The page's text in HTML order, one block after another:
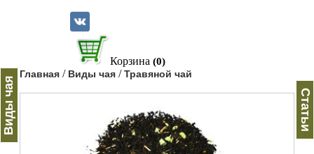
Корзина (0)
Виды чая
Главная / Виды чая /Травяной чай
Статьи